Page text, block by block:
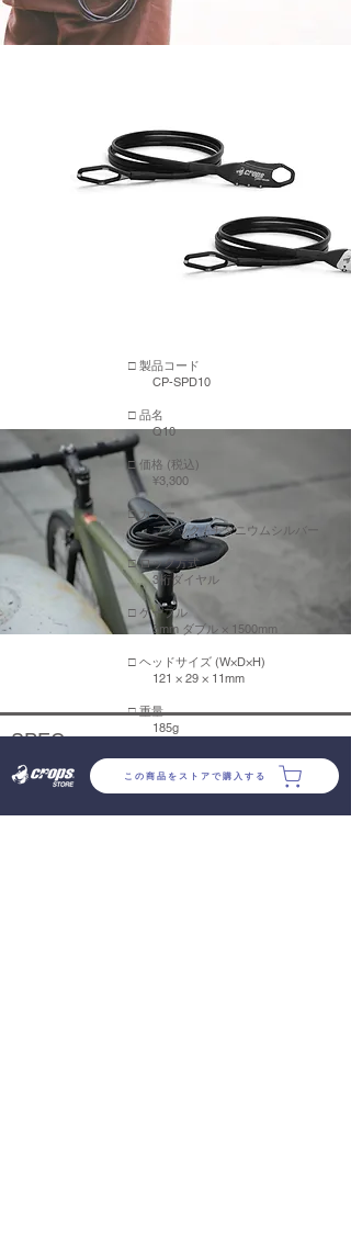
SPEC.
□ 製品コード
CP-SPD10
□ 品名
Q10
□ 価格 (税込)
¥3,300
□ カラー
ブラック / チタニウムシルバー
□ ロック方式
3桁ダイヤル
□ ケーブル
5mm ダブル × 1500mm
□ ヘッドサイズ (W×D×H)
121 × 29 × 11mm
□ 重量
185g
この商品をストアで購入する